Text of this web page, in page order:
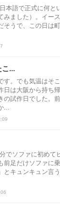
本語で正式に何と
みました）。イー
そうで、この日は
こ...
す。でも気温はそ
日は大阪から持ち
の試作日でした。
...
でソファに初めて
足だけソファに乗
とキュンキュン言